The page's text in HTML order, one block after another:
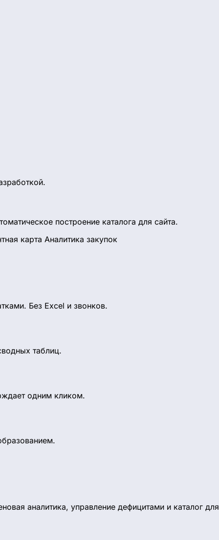
построение каталога для сайта.
карта Аналитика закупок
Без Excel и звонков.
таблиц.
одним кликом.
аналитика, управление дефицитами и каталог для